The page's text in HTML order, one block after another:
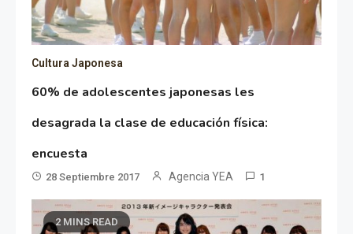
Cultura Japonesa
60% de adolescentes japonesas les
desagrada la clase de educación física:
encuesta
28 Septiembre 2017 Agencia YEA 1
2 MINS READ